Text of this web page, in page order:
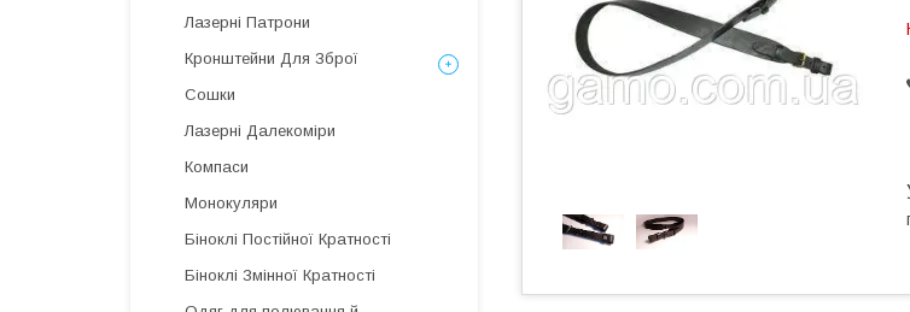
Лазерні Патрони
Кронштейни Для Зброї
Сошки
Лазерні Далекоміри
Компаси
Монокуляри
Біноклі Постійної Кратності
Біноклі Змінної Кратності